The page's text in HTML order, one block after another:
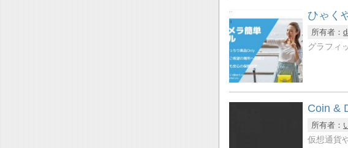
ひゃく
所有者：
グラフィ
Coin &
所有者：
仮想通貨